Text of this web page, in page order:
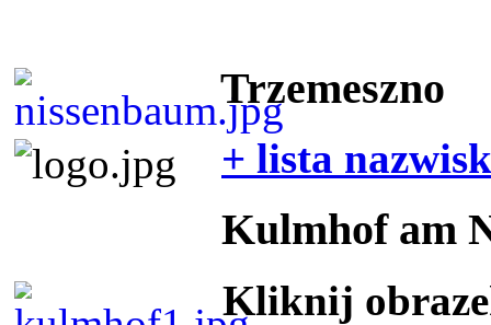
Trzemeszno
+ lista nazwisk
Kulmhof am
Kliknij